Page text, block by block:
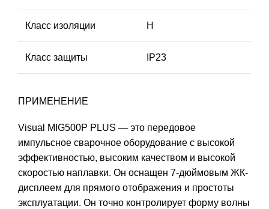
Класс изоляции H
Класс защиты IP23
ПРИМЕНЕНИЕ
Visual MIG500P PLUS — это передовое
импульсное сварочное оборудование с высокой
эффективностью, высоким качеством и высокой
скоростью наплавки. Он оснащен 7-дюймовым ЖК-
дисплеем для прямого отображения и простоты
эксплуатации. Он точно контролирует форму волны